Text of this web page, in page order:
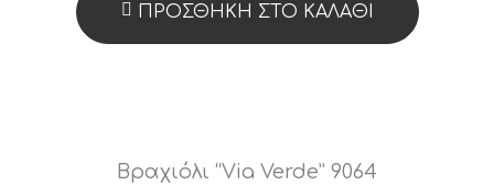
ΠΡΟΣΘΉΚΗ ΣΤΟ ΚΑΛΆΘΙ
Βραχιόλι “Via Verde” 9064